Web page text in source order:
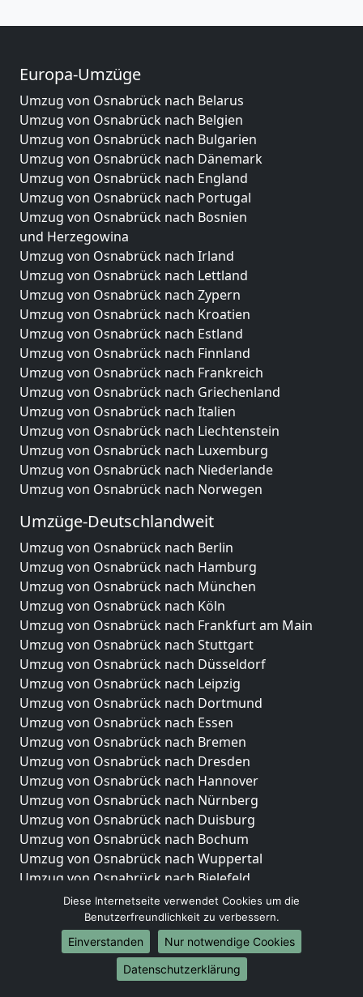
Europa-Umzüge
Umzug von Osnabrück nach Belarus
Umzug von Osnabrück nach Belgien
Umzug von Osnabrück nach Bulgarien
Umzug von Osnabrück nach Dänemark
Umzug von Osnabrück nach England
Umzug von Osnabrück nach Portugal
Umzug von Osnabrück nach Bosnien
und Herzegowina
Umzug von Osnabrück nach Irland
Umzug von Osnabrück nach Lettland
Umzug von Osnabrück nach Zypern
Umzug von Osnabrück nach Kroatien
Umzug von Osnabrück nach Estland
Umzug von Osnabrück nach Finnland
Umzug von Osnabrück nach Frankreich
Umzug von Osnabrück nach Griechenland
Umzug von Osnabrück nach Italien
Umzug von Osnabrück nach Liechtenstein
Umzug von Osnabrück nach Luxemburg
Umzug von Osnabrück nach Niederlande
Umzug von Osnabrück nach Norwegen
Umzüge-Deutschlandweit
Umzug von Osnabrück nach Berlin
Umzug von Osnabrück nach Hamburg
Umzug von Osnabrück nach München
Umzug von Osnabrück nach Köln
Umzug von Osnabrück nach Frankfurt am Main
Umzug von Osnabrück nach Stuttgart
Umzug von Osnabrück nach Düsseldorf
Umzug von Osnabrück nach Leipzig
Umzug von Osnabrück nach Dortmund
Umzug von Osnabrück nach Essen
Umzug von Osnabrück nach Bremen
Umzug von Osnabrück nach Dresden
Umzug von Osnabrück nach Hannover
Umzug von Osnabrück nach Nürnberg
Umzug von Osnabrück nach Duisburg
Umzug von Osnabrück nach Bochum
Umzug von Osnabrück nach Wuppertal
Umzug von Osnabrück nach Bielefeld
Umzug von Osnabrück nach Bonn
Umzug von Osnabrück nach Münster
Internationale-Umzüge
Umzug von Osnabrück nach Brasilien
Diese Internetseite verwendet Cookies um die
Benutzerfreundlichkeit zu verbessern.
Einverstanden
Nur notwendige Cookies
Datenschutzerklärung